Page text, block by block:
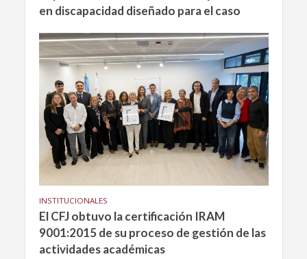
en discapacidad diseñado para el caso
INSTITUCIONALES
El CFJ obtuvo la certificación IRAM
9001:2015 de su proceso de gestión de las
actividades académicas